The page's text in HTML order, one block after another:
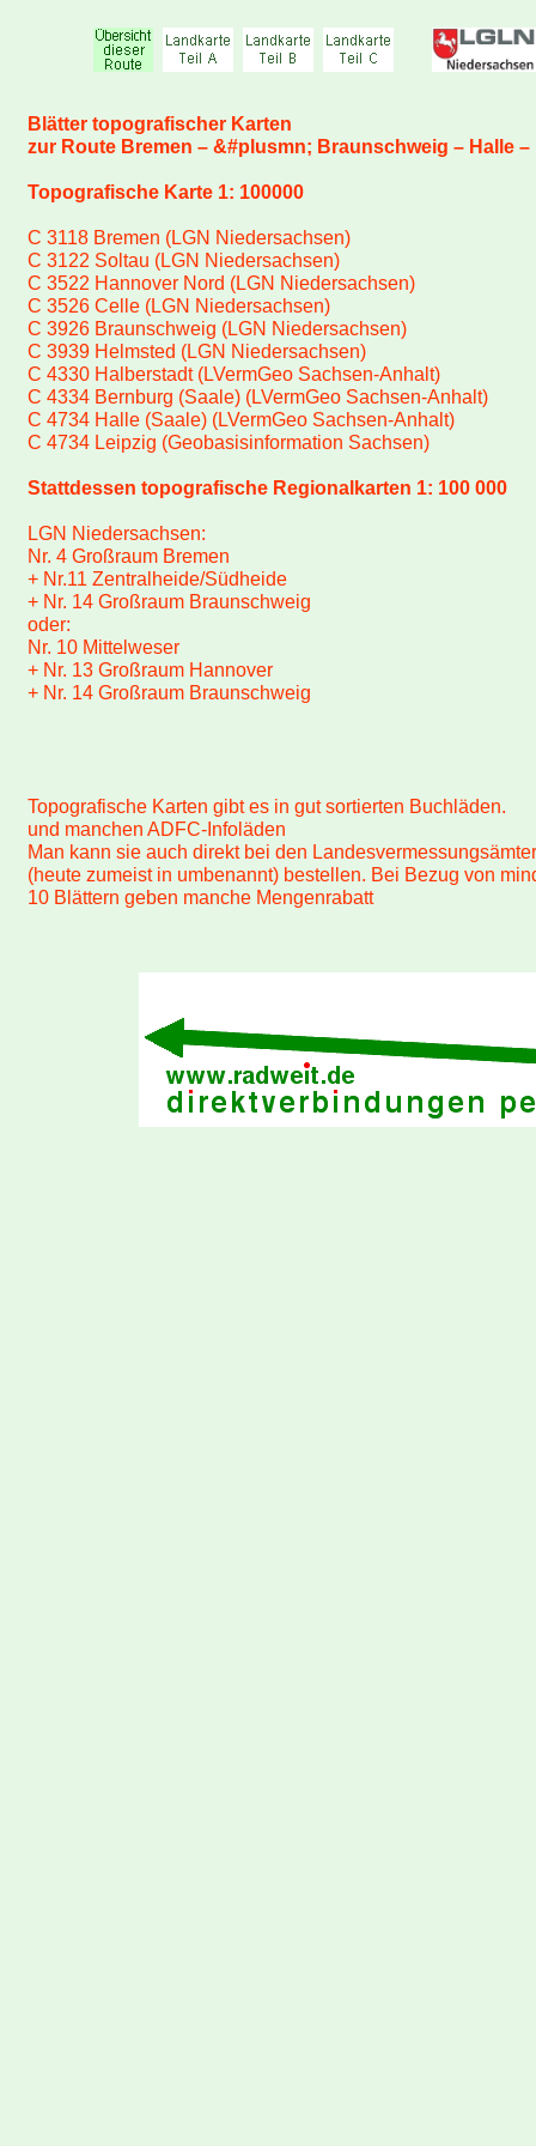
Blätter topografischer Karten
zur Route Bremen – &#plusmn; Braunschweig – Halle –
Topografische Karte 1: 100000
C 3118 Bremen (LGN Niedersachsen)
C 3122 Soltau (LGN Niedersachsen)
C 3522 Hannover Nord (LGN Niedersachsen)
C 3526 Celle (LGN Niedersachsen)
C 3926 Braunschweig (LGN Niedersachsen)
C 3939 Helmsted (LGN Niedersachsen)
C 4330 Halberstadt (LVermGeo Sachsen-Anhalt)
C 4334 Bernburg (Saale) (LVermGeo Sachsen-Anhalt)
C 4734 Halle (Saale) (LVermGeo Sachsen-Anhalt)
C 4734 Leipzig (Geobasisinformation Sachsen)
Stattdessen topografische Regionalkarten 1: 100 000
LGN Niedersachsen:
Nr. 4 Großraum Bremen
+ Nr.11 Zentralheide/Südheide
+ Nr. 14 Großraum Braunschweig
oder:
Nr. 10 Mittelweser
+ Nr. 13 Großraum Hannover
+ Nr. 14 Großraum Braunschweig
Topografische Karten gibt es in gut sortierten Buchläden.
und manchen ADFC-Infoläden
Man kann sie auch direkt bei den
(heute zumeist in umbenannt) bestellen. Bei Bezug von
10 Blättern geben manche Mengenrabatt